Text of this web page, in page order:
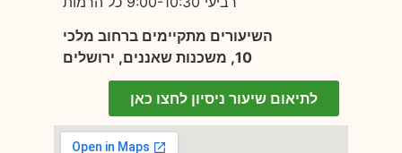
השיעורים מתקיימים ברחוב מלכי
10, משכנות שאננים, ירושלים
לתיאום שיעור ניסיון לחצו כאן